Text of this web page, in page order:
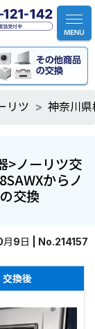
リツ 神奈川
>ノーリツ交
からノ
交換
9日 | No.214157
交換後